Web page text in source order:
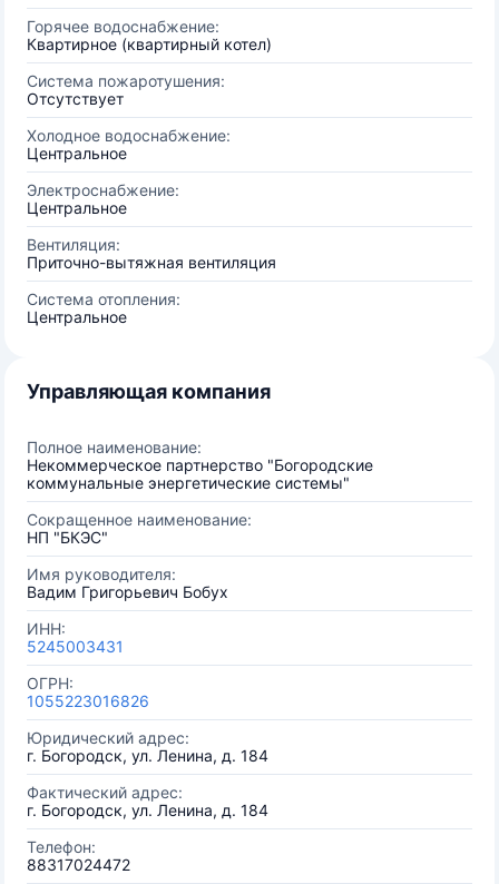
Горячее водоснабжение:
Квартирное (квартирный котел)
Система пожаротушения:
Отсутствует
Холодное водоснабжение:
Центральное
Электроснабжение:
Центральное
Вентиляция:
Приточно-вытяжная вентиляция
Система отопления:
Центральное
Управляющая компания
Полное наименование:
Некоммерческое партнерство "Богородские
коммунальные энергетические системы"
Сокращенное наименование:
НП "БКЭС"
Имя руководителя:
Вадим Григорьевич Бобух
ИНН:
5245003431
ОГРН:
1055223016826
Юридический адрес:
г. Богородск, ул. Ленина, д. 184
Фактический адрес:
г. Богородск, ул. Ленина, д. 184
Телефон:
88317024472